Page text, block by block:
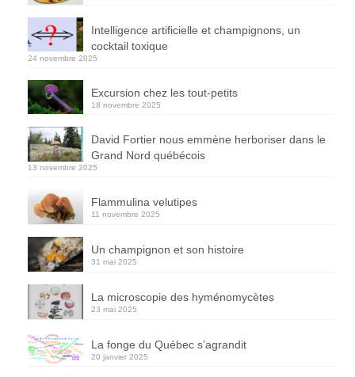
Intelligence artificielle et champignons, un
cocktail toxique
24 novembre 2025
Excursion chez les tout-petits
18 novembre 2025
David Fortier nous emmène herboriser dans le
Grand Nord québécois
13 novembre 2025
Flammulina velutipes
11 novembre 2025
Un champignon et son histoire
31 mai 2025
La microscopie des hyménomycètes
23 mai 2025
La fonge du Québec s’agrandit
20 janvier 2025